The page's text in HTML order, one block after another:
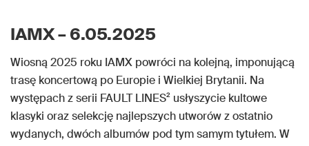
IAMX – 6.05.2025
Wiosną 2025 roku IAMX powróci na kolejną, imponującą
trasę koncertową po Europie i Wielkiej Brytanii. Na
występach z serii FAULT LINES² usłyszycie kultowe
klasyki oraz selekcję najlepszych utworów z ostatnio
wydanych, dwóch albumów pod tym samym tytułem. W